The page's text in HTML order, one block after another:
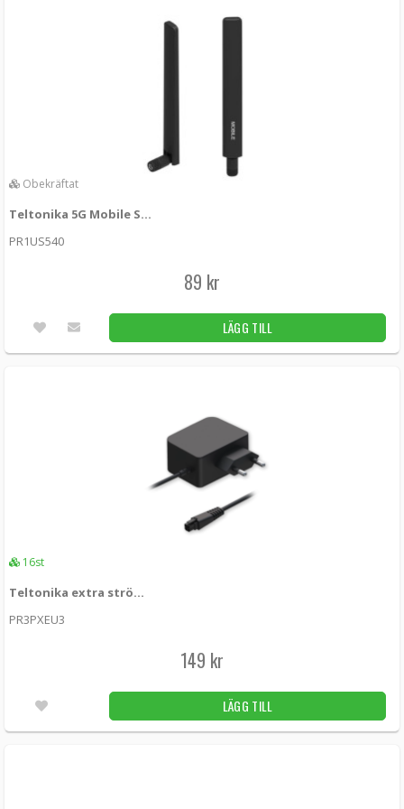
Obekräftat
Teltonika 5G Mobile SMA Antenna
PR1US540
89 kr
LÄGG TILL
16st
Teltonika extra strömadapter till RUTxxx 18W (EU)
PR3PXEU3
149 kr
LÄGG TILL